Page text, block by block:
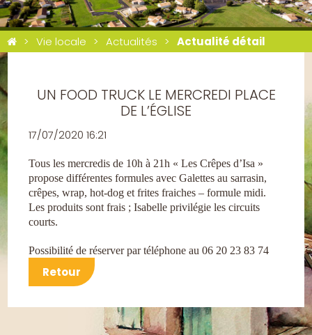
Vie locale Actualités Actualité détail
UN FOOD TRUCK LE MERCREDI PLACE
DE L’ÉGLISE
17/07/2020 16:21
Tous les mercredis de 10h à 21h « Les Crêpes d’Isa »
propose différentes formules avecGalettes au sarrasin,
crêpes, wrap, hot-dog et frites fraiches – formule midi.
Les produits sont frais ; Isabelle privilégie les circuits
courts.
Possibilité de réserver par téléphone au 06 20 23 83 74
Retour